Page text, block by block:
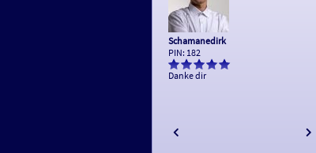
Schamanedirk
PIN: 182
Danke dir